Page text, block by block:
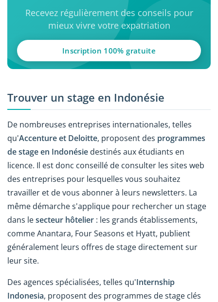
Recevez régulièrement des conseils pour
mieux vivre votre expatriation
Inscription 100% gratuite
Trouver un stage en Indonésie
De nombreuses entreprises internationales, telles
qu'Accenture et Deloitte, proposent des programmes
de stage en Indonésie destinés aux étudiants en
licence. Il est donc conseillé de consulter les sites web
des entreprises pour lesquelles vous souhaitez
travailler et de vous abonner à leurs newsletters. La
même démarche s'applique pour rechercher un stage
dans lesecteur hôtelier : les grands établissements,
comme Anantara, Four Seasons et Hyatt, publient
généralement leurs offres de stage directement sur
leur site.
Des agences spécialisées, telles qu'Internship
Indonesia, proposent des programmes de stage clés